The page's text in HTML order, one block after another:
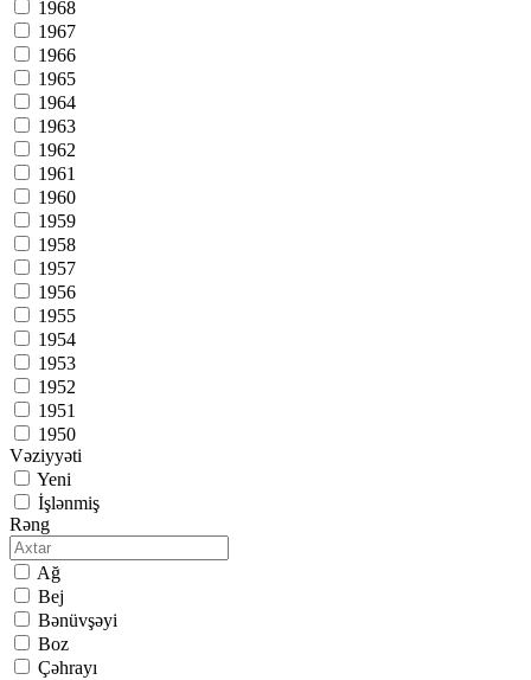
1968
1967
1966
1965
1964
1963
1962
1961
1960
1959
1958
1957
1956
1955
1954
1953
1952
1951
1950
Vəziyyəti
Yeni
İşlənmiş
Rəng
Ağ
Bej
Bənüvşəyi
Boz
Çəhrayı